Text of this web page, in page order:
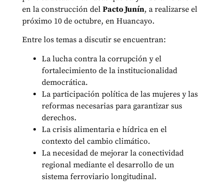
en la construcción del Pacto Junín, a realizarse el
próximo 10 de octubre, en Huancayo.
Entre los temas a discutir se encuentran:
La lucha contra la corrupción y el
fortalecimiento de la institucionalidad
democrática.
La participación política de las mujeres y las
reformas necesarias para garantizar sus
derechos.
La crisis alimentaria e hídrica en el
contexto del cambio climático.
La necesidad de mejorar la conectividad
regional mediante el desarrollo de un
sistema ferroviario longitudinal.